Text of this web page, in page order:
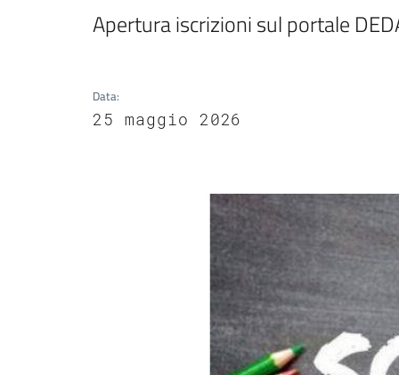
Apertura iscrizioni sul portale
Data:
25 maggio 2026